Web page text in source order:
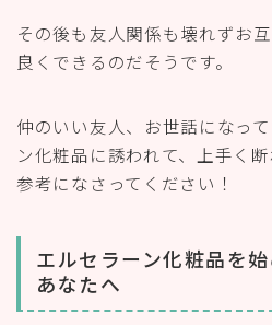
その後も友人関係も壊れずお
良くできるのだそうです。
仲のいい友人、お世話になっ
ン化粧品に誘われて、上手く
参考になさってください！
エルセラーン化粧品を
あなたへ